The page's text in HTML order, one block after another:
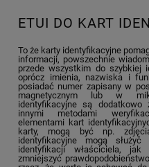
ETUI DO KART
To że karty identyfikacyjne
informacji, powszechnie
przede wszystkim do szybkiej
oprócz imienia, nazwiska i
posiadać numer zapisany w
magnetycznym lub w
identyfikacyjne są dodatkowo
innymi metodami
elementami kart
karty, mogą być np.
identyfikacyjne mogą
identyfikacji właściciela,
zmniejszyć